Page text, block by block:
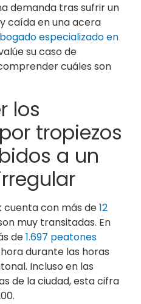
demanda tras sufrir un
caída en una acera
especializado en
su caso de
cuáles son
los
tropiezos
a un
cuenta con más de12
muy transitadas. En
de1.697 peatones
durante las horas
Incluso en las
de la ciudad, esta cifra